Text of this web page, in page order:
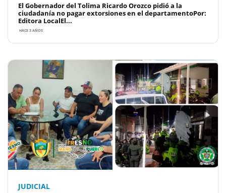
El Gobernador del Tolima Ricardo Orozco pidió a la
ciudadanía no pagar extorsiones en el departamentoPor:
Editora LocalEl...
HACE 3 AÑOS
JUDICIAL